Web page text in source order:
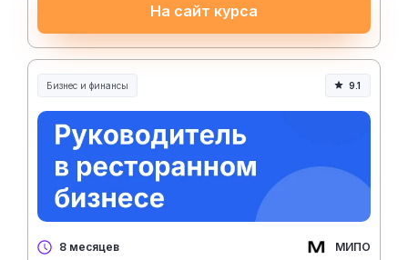
На сайт курса
Бизнес и финансы 9.1
8 месяцев МИПО